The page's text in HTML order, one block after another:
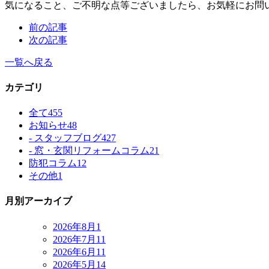
気になること、ご不明な点等ございましたら、お気軽にお問
前の記事
次の記事
一覧へ戻る
カテゴリ
全て455
お知らせ48
- スタッフブログ427
- 窓・玄関リフォームコラム21
防犯コラム12
その他1
月別アーカイブ
2026年8月 1
2026年7月 11
2026年6月 11
2026年5月 14